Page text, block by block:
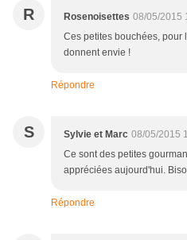
R Rosenoisettes 08/05/2015
Ces petites bouchées, pour
donnent envie !
Répondre
S Sylvie et Marc 08/05/2015
Ce sont des petites
appréciées aujourd'hui.
Répondre